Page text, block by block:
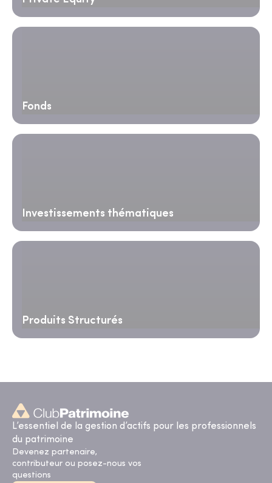
Fonds
Investissements thématiques
Produits Structurés
L’essentiel de la gestion d’actifs pour les professionnels
du patrimoine
Devenez partenaire,
contributeur ou posez-nous vos
questions